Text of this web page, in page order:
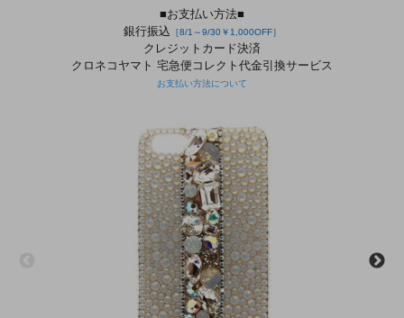
■お支払い方法■
銀行振込 ［8/1～9/30￥1,000OFF］
クレジットカード決済
クロネコヤマト 宅急便コレクト代金引換サービス
お支払い方法について